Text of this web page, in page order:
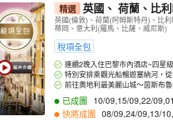
精選 英國、 荷蘭、比
全包】乘觀光船遊塞納
小國~列支登士敦（
英國(倫敦)、荷蘭(阿姆斯特丹)、比
蒂岡、意大利(羅馬、比薩、威尼斯)
稅項全包
連續2晚入住巴黎市內酒店~四星
特別安排乘觀光船暢遊塞納河，
前往奧地利最美麗山城～茵斯布
已成團 10/09,15/09,22/09,
快將成團 08/09,24/09,13/10,